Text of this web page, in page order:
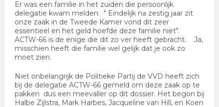
Er was een familie in het zuiden die persoonlijk
delegatie kwam melden: " Eindelijk na zestig jaar zit
onze zaak in de Tweede Kamer vond dit zeer
essentieel en het geld hoefde deze familie niet".
ACTW-66 is de enige die dit zo ver heeft gebracht. Ja,
misschien heeft die familie wel gelijk dat je ook zo
moet zien.
Niet onbelangrijk de Politieke Partij de VVD heeft zich
bij de delegatie ACTW-66 gemeld om deze zaak op te
pakken dus een meevaller op dit dossier. Het begon bij
Halbe Zijlstra, Mark Harbes, Jacqueline van Hill, en Koen